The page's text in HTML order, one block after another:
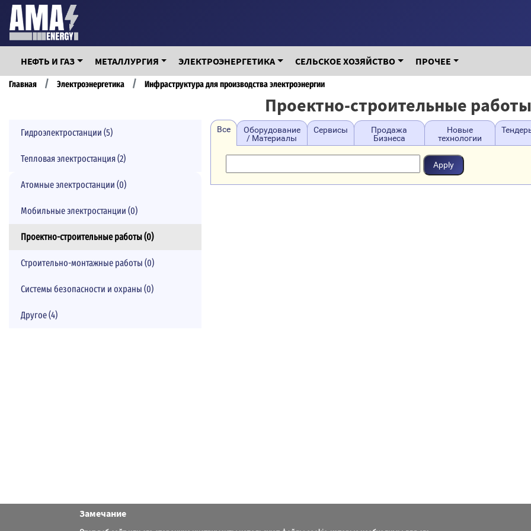
Перейти
основному
содержанию
НЕФТЬ И ГАЗ МЕТАЛЛУРГИЯ ЭЛЕКТРОЭНЕРГЕТИКА СЕЛЬСКОЕ ХОЗЯЙСТВО ПРОЧЕЕ
Строка
Главная Электроэнергетика Инфраструктура для производства электроэнергии
Проектно-строительные работы
Гидроэлектростанции (5)
Тепловая электростанция (2)
Атомные электростанции (0)
Мобильные электростанции (0)
Проектно-строительные работы (0)
Строительно-монтажные работы (0)
Системы безопасности и охраны (0)
Другое (4)
Все
Оборудование
/ Материалы
Сервисы
Продажа
Бизнеса
Новые
технологии
Замечание